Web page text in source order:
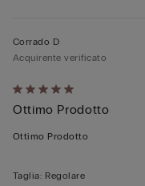
Valutato
5
su
Corrado D
Acquirente verificato
Ottimo Prodotto
Ottimo Prodotto
Taglia: Regolare